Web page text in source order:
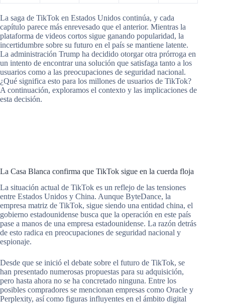
La saga de TikTok en Estados Unidos continúa, y cada
capítulo parece más enrevesado que el anterior. Mientras la
plataforma de videos cortos sigue ganando popularidad, la
incertidumbre sobre su futuro en el país se mantiene latente.
La administración Trump ha decidido otorgar otra prórroga en
un intento de encontrar una solución que satisfaga tanto a los
usuarios como a las preocupaciones de seguridad nacional.
¿Qué significa esto para los millones de usuarios de TikTok?
A continuación, exploramos el contexto y las implicaciones de
esta decisión.
La Casa Blanca confirma que TikTok sigue en la cuerda floja
La situación actual de TikTok es un reflejo de las tensiones
entre Estados Unidos y China. Aunque ByteDance, la
empresa matriz de TikTok, sigue siendo una entidad china, el
gobierno estadounidense busca que la operación en este país
pase a manos de una empresa estadounidense. La razón detrás
de esto radica en preocupaciones de seguridad nacional y
espionaje.
Desde que se inició el debate sobre el futuro de TikTok, se
han presentado numerosas propuestas para su adquisición,
pero hasta ahora no se ha concretado ninguna. Entre los
posibles compradores se mencionan empresas como Oracle y
Perplexity, así como figuras influyentes en el ámbito digital